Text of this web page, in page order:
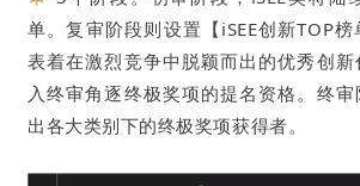
单。复审阶段则设置【iSEE创新TOP
表着在激烈竞争中脱颖而出的优秀创
入终审角逐终极奖项的提名资格。终
出各大类别下的终极奖项获得者。